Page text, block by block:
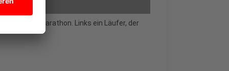
Münster-Marathon. Links ein Läufer, der